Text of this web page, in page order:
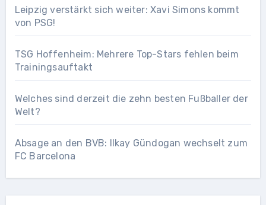
Leipzig verstärkt sich weiter: Xavi Simons kommt
von PSG!
TSG Hoffenheim: Mehrere Top-Stars fehlen beim
Trainingsauftakt
Welches sind derzeit die zehn besten Fußballer der
Welt?
Absage an den BVB: Ilkay Gündogan wechselt zum
FC Barcelona